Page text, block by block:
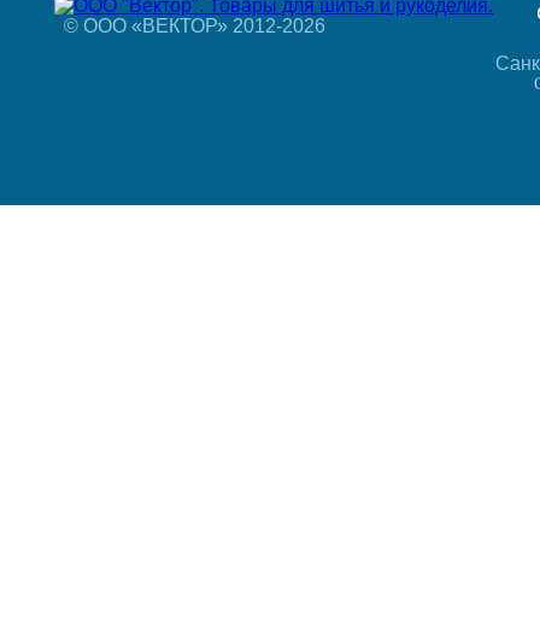
© ООО «ВЕКТОР» 2012-2026